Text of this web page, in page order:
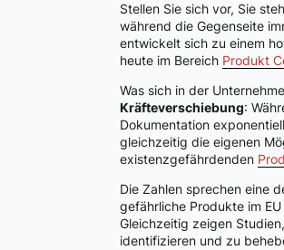
Stellen Sie sich vor, Sie
während die Gegenseite
entwickelt sich zu einem
heute im Bereich Produkt
Was sich in der
Kräfteverschiebung:
Dokumentation
gleichzeitig die eigenen
existenzgefährdenden
Die Zahlen sprechen eine
gefährliche Produkte im EU
Gleichzeitig zeigen
identifizieren und zu